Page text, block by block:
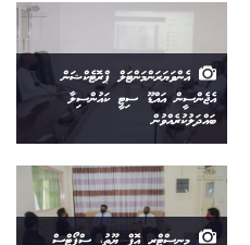
އެންވަޔަރަންމަންޓަލް ޕްރޮޓެކްޝަން
އެޖެންސީން އައްޑޫ ސިޓީ ކައުންސިލާ
ބައްދަލުކުރެއްވުން